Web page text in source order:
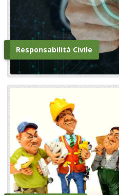
Responsabilità Civile